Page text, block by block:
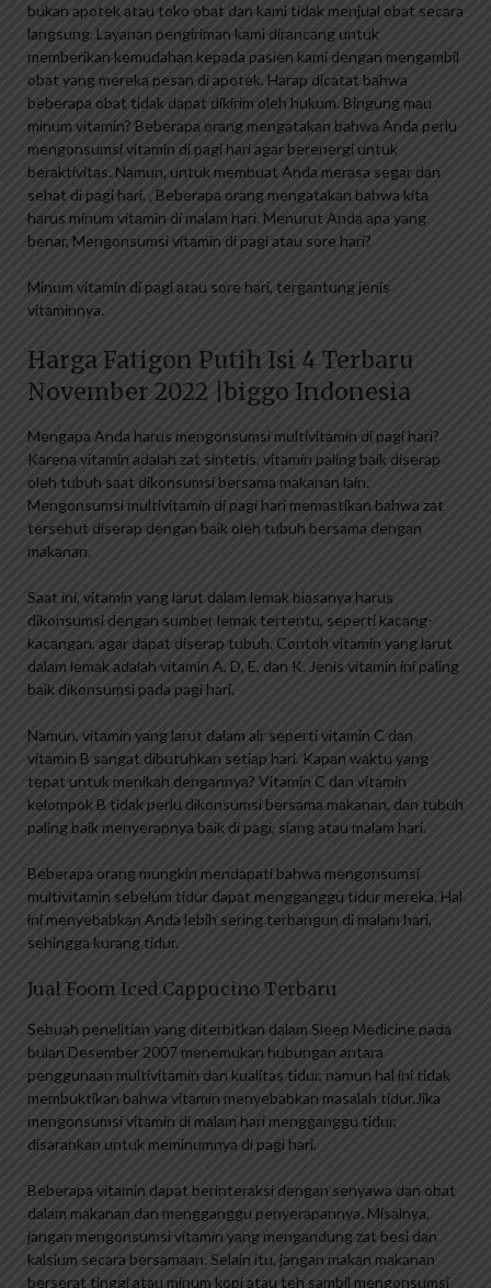
bukan apotek atau toko obat dan kami tidak menjual obat secara
langsung. Layanan pengiriman kami dirancang untuk
memberikan kemudahan kepada pasien kami dengan mengambil
obat yang mereka pesan di apotek. Harap dicatat bahwa
beberapa obat tidak dapat dikirim oleh hukum. Bingung mau
minum vitamin? Beberapa orang mengatakan bahwa Anda perlu
mengonsumsi vitamin di pagi hari agar berenergi untuk
beraktivitas. Namun, untuk membuat Anda merasa segar dan
sehat di pagi hari. , Beberapa orang mengatakan bahwa kita
harus minum vitamin di malam hari. Menurut Anda apa yang
benar, Mengonsumsi vitamin di pagi atau sore hari?
Minum vitamin di pagi atau sore hari, tergantung jenis
vitaminnya.
Harga Fatigon Putih Isi 4 Terbaru
November 2022 |biggo Indonesia
Mengapa Anda harus mengonsumsi multivitamin di pagi hari?
Karena vitamin adalah zat sintetis, vitamin paling baik diserap
oleh tubuh saat dikonsumsi bersama makanan lain.
Mengonsumsi multivitamin di pagi hari memastikan bahwa zat
tersebut diserap dengan baik oleh tubuh bersama dengan
makanan.
Saat ini, vitamin yang larut dalam lemak biasanya harus
dikonsumsi dengan sumber lemak tertentu, seperti kacang-
kacangan, agar dapat diserap tubuh. Contoh vitamin yang larut
dalam lemak adalah vitamin A, D, E, dan K. Jenis vitamin ini paling
baik dikonsumsi pada pagi hari.
Namun, vitamin yang larut dalam air seperti vitamin C dan
vitamin B sangat dibutuhkan setiap hari. Kapan waktu yang
tepat untuk menikah dengannya? Vitamin C dan vitamin
kelompok B tidak perlu dikonsumsi bersama makanan, dan tubuh
paling baik menyerapnya baik di pagi, siang atau malam hari.
Beberapa orang mungkin mendapati bahwa mengonsumsi
multivitamin sebelum tidur dapat mengganggu tidur mereka. Hal
ini menyebabkan Anda lebih sering terbangun di malam hari,
sehingga kurang tidur.
Jual Foom Iced Cappucino Terbaru
Sebuah penelitian yang diterbitkan dalam Sleep Medicine pada
bulan Desember 2007 menemukan hubungan antara
penggunaan multivitamin dan kualitas tidur, namun hal ini tidak
membuktikan bahwa vitamin menyebabkan masalah tidur.Jika
mengonsumsi vitamin di malam hari mengganggu tidur,
disarankan untuk meminumnya di pagi hari.
Beberapa vitamin dapat berinteraksi dengan senyawa dan obat
dalam makanan dan mengganggu penyerapannya. Misalnya,
jangan mengonsumsi vitamin yang mengandung zat besi dan
kalsium secara bersamaan. Selain itu, jangan makan makanan
berserat tinggi atau minum kopi atau teh sambil mengonsumsi